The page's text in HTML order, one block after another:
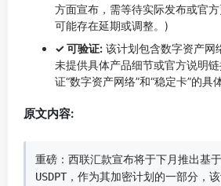
方面宣布，需等待实际发布或官方
可能存在延期或调整。)
✓ 可验证: 该计划包含数字资产网
未提供具体产品细节或官方说明
证“数字资产网络”和“稳定卡”的具
原文内容:
重磅：西联汇款宣布将于下月推出基
USDPT，作为其加密计划的一部分，